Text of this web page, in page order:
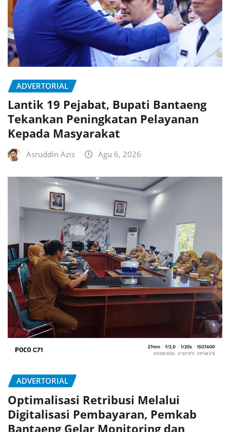
ADVERTORIAL
Lantik 19 Pejabat, Bupati Bantaeng
Tekankan Peningkatan Pelayanan
Kepada Masyarakat
Asruddin Azis Agu 6, 2026
ADVERTORIAL
Optimalisasi Retribusi Melalui
Digitalisasi Pembayaran, Pemkab
Bantaeng Gelar Monitoring dan